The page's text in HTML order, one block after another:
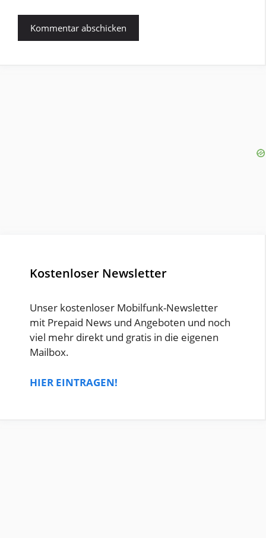
Kostenloser Newsletter
Unser kostenloser Mobilfunk-Newsletter
mit Prepaid News und Angeboten und noch
viel mehr direkt und gratis in die eigenen
Mailbox.
HIER EINTRAGEN!